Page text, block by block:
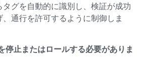
タグを自動的に識別し、検証が成功
通行を許可するように制御しま
停止またはロールする必要がありま